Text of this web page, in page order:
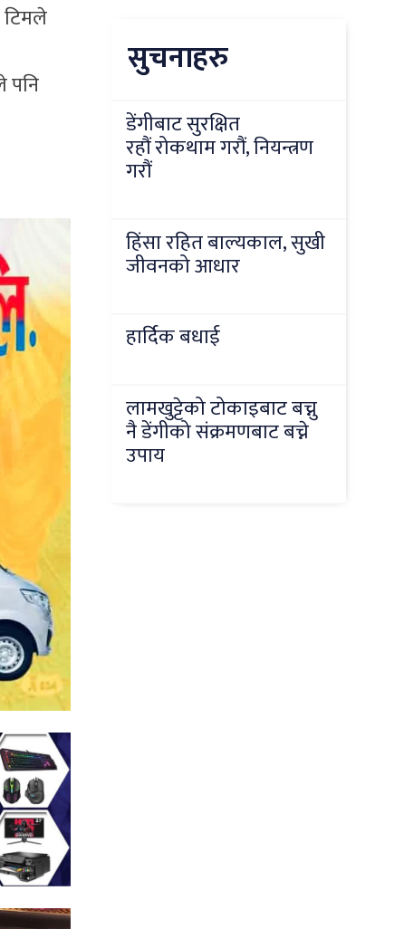
टिमले
पनि
सुचनाहरु
डेंगीबाट सुरक्षित
रहौं रोकथाम गरौं, नियन्त्रण
गरौं
हिंसा रहित बाल्यकाल, सुखी
जीवनको आधार
हार्दिक बधाई
लामखुट्टेको टोकाइबाट बच्नु
नै डेंगीको संक्रमणबाट बच्ने
उपाय